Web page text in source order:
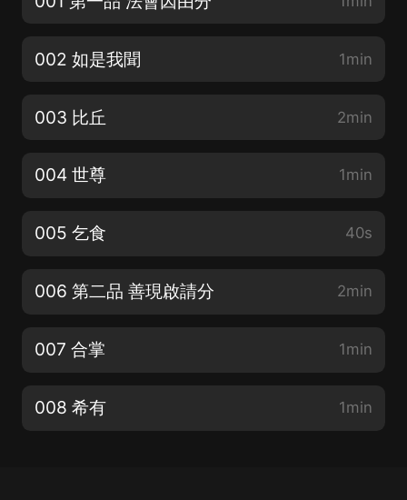
002 如是我聞 1min
003 比丘 2min
004 世尊 1min
005 乞食 40s
006 第二品 善現啟請分 2min
007 合掌 1min
008 希有 1min